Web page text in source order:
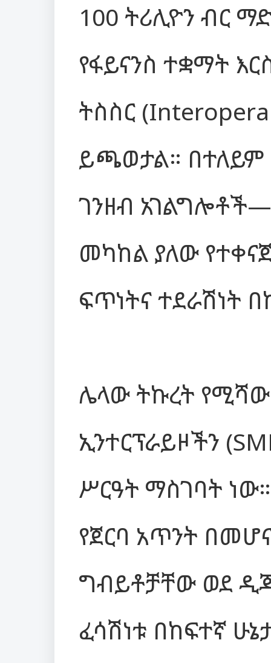
100 ትሪሊዮን ብር
የፋይናንስ ተቋማት
ትስስር
ይጫወታል። በተለይም
ገንዘብ
መካከል ያለው
ፍጥነትና ተደራሽነት
ሌላው ትኩረት የሚሻው
ኢንተርፕራይዞችን
ሥርዓት ማስገባት
የጀርባ አጥንት
ግብይቶቻቸው ወደ
ፈሳሽነቱ በከፍተኛ